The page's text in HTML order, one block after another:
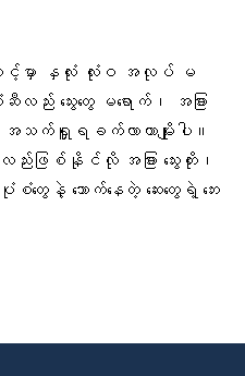
ဆုံး အဆင့်မှာ နှလုံး လုံးဝ အလုပ် မ
သွေးတွေ မရောက်၊ အခြား
သက်ရှူရခက်လာတာမျိုးပါ။
းဖြစ်နိုင်လို အခြား သွေးတိုး၊
သောက်နေတဲ့ ဆေးတွေရဲ့ ဘေး